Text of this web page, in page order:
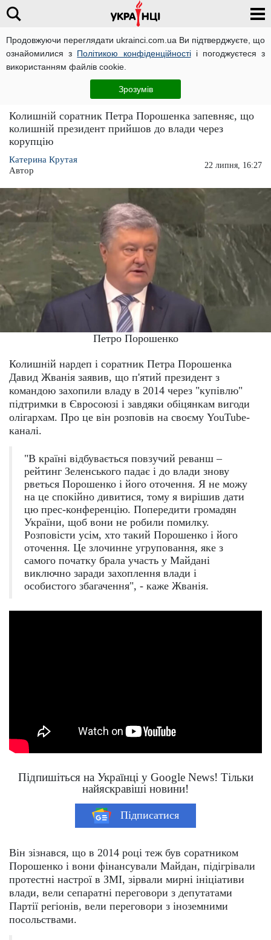
Продовжуючи переглядати ukrainci.com.ua Ви підтверджуєте, що
ознайомилися з Політикою конфіденційностіі погоджуєтеся з
використанням файлів cookie.
Зрозумів
Політика
Жванія розповів, як носив хабарі
чемоданами заради Порошенка
Колишній соратник Петра Порошенка запевняє, що
колишній президент прийшов до влади через
корупцію
Катерина Крутая
Автор
22 липня, 16:27
Петро Порошенко
Колишній нардеп і соратник Петра Порошенка
Давид Жванія заявив, що п'ятий президент з
командою захопили владу в 2014 через "купівлю"
підтримки в Євросоюзі і завдяки обіцянкам вигоди
олігархам. Про це він розповів на своєму YouTube-
каналі.
"В країні відбувається повзучий реванш –
рейтинг Зеленського падає і до влади знову
рветься Порошенко і його оточення. Я не можу
на це спокійно дивитися, тому я вирішив дати
цю прес-конференцію. Попередити громадян
України, щоб вони не робили помилку.
Розповісти усім, хто такий Порошенко і його
оточення. Це злочинне угруповання, яке з
самого початку брала участь у Майдані
виключно заради захоплення влади і
особистого збагачення", - каже Жванія.
Підпишіться на Українці у Google News! Тільки
найяскравіші новини!
Підписатися
Він зізнався, що в 2014 році теж був соратником
Порошенко і вони фінансували Майдан, підігрівали
протестні настрої в ЗМІ, зірвали мирні ініціативи
влади, вели сепаратні переговори з депутатами
Партії регіонів, вели переговори з іноземними
посольствами.